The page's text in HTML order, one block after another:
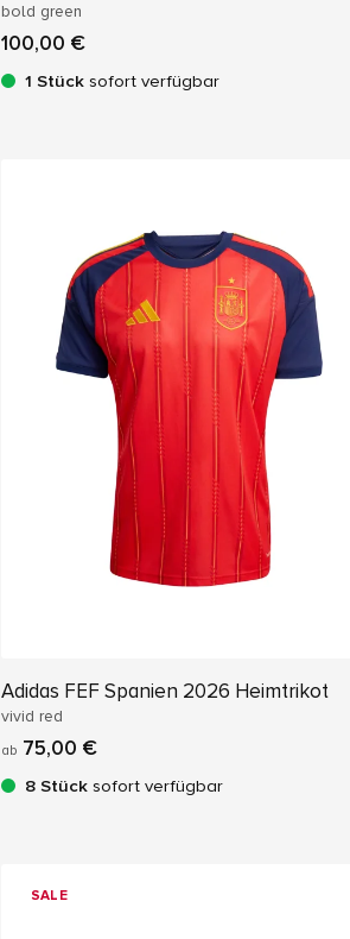
bold green
100,00 €
1 Stücksofort verfügbar
Adidas FEF Spanien 2026 Heimtrikot
vivid red
ab 75,00 €
8 Stücksofort verfügbar
SALE